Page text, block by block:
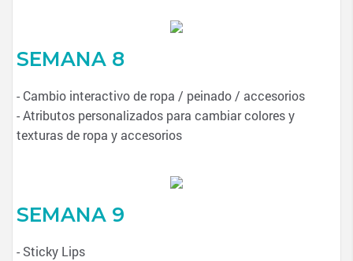
SEMANA 8
- Cambio interactivo de ropa / peinado / accesorios
- Atributos personalizados para cambiar colores y
texturas de ropa y accesorios
SEMANA 9
- Sticky Lips